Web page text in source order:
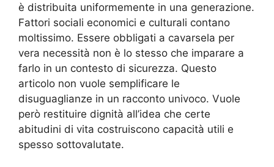
è distribuita uniformemente in una generazione.
Fattori sociali economici e culturali contano
moltissimo. Essere obbligati a cavarsela per
vera necessità non è lo stesso che imparare a
farlo in un contesto di sicurezza. Questo
articolo non vuole semplificare le
disuguaglianze in un racconto univoco. Vuole
però restituire dignità all’idea che certe
abitudini di vita costruiscono capacità utili e
spesso sottovalutate.